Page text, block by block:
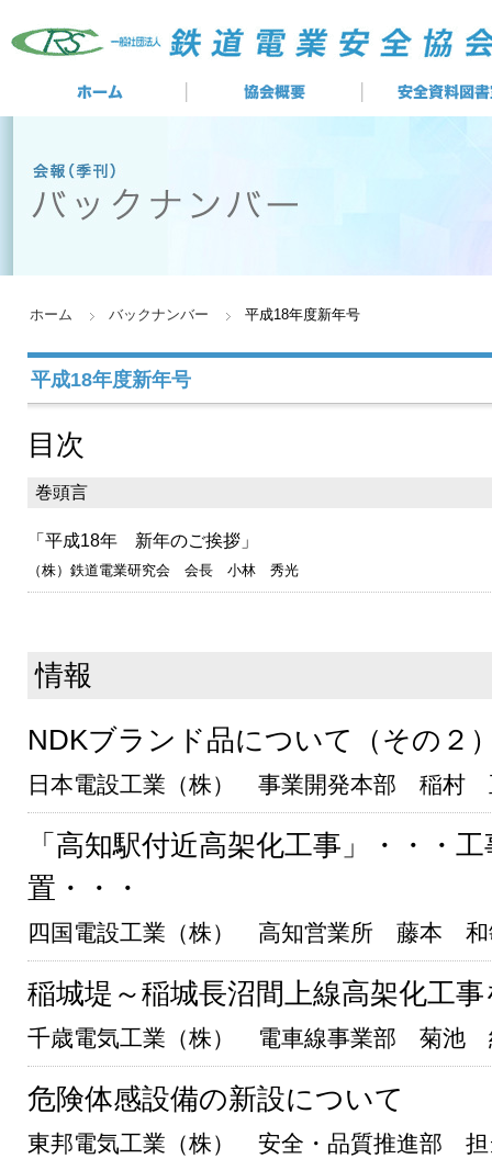
ホーム バックナンバー 平成18年度新年号
平成18年度新年号
目次
巻頭言
「平成18年 新年のご挨拶」
（株）鉄道電業研究会 会長 小林 秀光
情報
NDKブランド品について（その２
日本電設工業（株） 事業開発本部 稲村
「高知駅付近高架化工事」・・・
置・・・
四国電設工業（株） 高知営業所 藤本 和
稲城堤～稲城長沼間上線高架化工
千歳電気工業（株） 電車線事業部 菊池
危険体感設備の新設について
東邦電気工業（株） 安全・品質推進部